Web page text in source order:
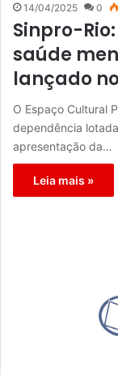
14/04/2025 0
Sinpro-
saúde
lançado
O Espaço Cultural
dependência
apresentação da…
Leia mais »